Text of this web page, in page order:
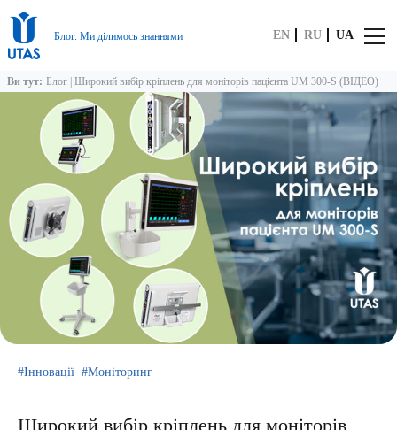
Блог. Ми ділимось знаннями EN RU UA
Ви тут: Блог Широкий вибір кріплень для моніторів пацієнта UM 300-S (ВІДЕО)
Інновації Моніторинг
Широкий вибір кріплень для моніторів